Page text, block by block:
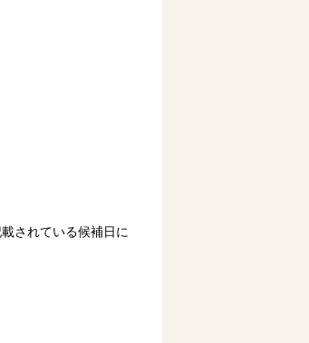
されている候補日に